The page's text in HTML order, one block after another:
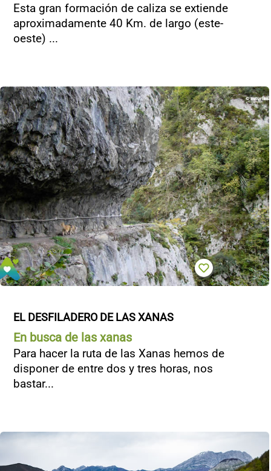
Esta gran formación de caliza se extiende
aproximadamente 40 Km. de largo (este-
oeste) ...
EL DESFILADERO DE LAS XANAS
En busca de las xanas
Para hacer la ruta de las Xanas hemos de
disponer de entre dos y tres horas, nos
bastar...